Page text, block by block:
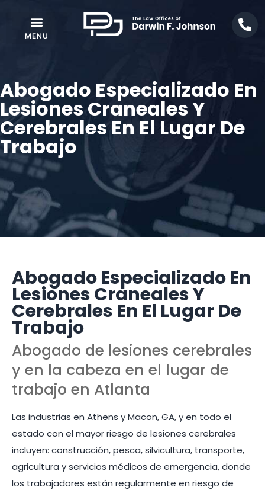
Abogado Especializado En
Lesiones Craneales Y
Cerebrales En El Lugar De
Trabajo
Abogado Especializado En
Lesiones Craneales Y
Cerebrales En El Lugar De
Trabajo
Abogado de lesiones cerebrales
y en la cabeza en el lugar de
trabajo en Atlanta
Las industrias en Athens y Macon, GA, y en todo el
estado con el mayor riesgo de lesiones cerebrales
incluyen: construcción, pesca, silvicultura, transporte,
agricultura y servicios médicos de emergencia, donde
los trabajadores están regularmente en riesgo de